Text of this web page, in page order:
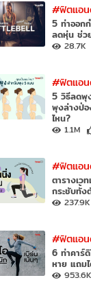
#ฟิตแอน
5 ท่าออก
ลดหุ่น ช่ว
28.7K
#ฟิตแอน
5 วิธีลดพุ
พุงล่างป่
ไหน?
1.1M
#ฟิตแอน
ตารางเ
กระชับทั้ง
237.9K
#ฟิตแอน
6 ท่าคาร์
หาย แถม
953.6K